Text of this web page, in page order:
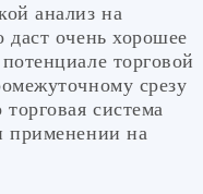
анализ на
даст очень хорошее
торговой
срезу
система
применении на